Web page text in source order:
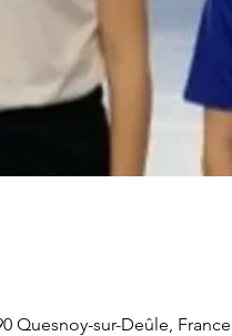
Quesnoy-sur-Deûle, France